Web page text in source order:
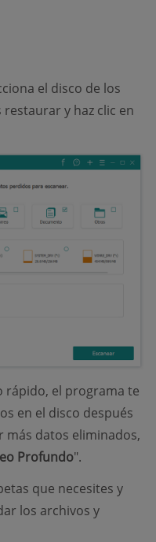
el disco de los
y haz clic en
rápido, el programa te
en el disco después
más datos eliminados,
Profundo".
que necesites y
los archivos y